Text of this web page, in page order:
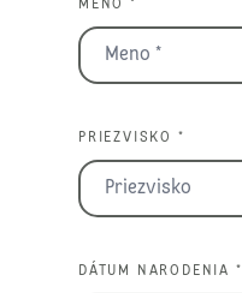
MENO *
PRIEZVISKO *
DÁTUM NARODENIA *